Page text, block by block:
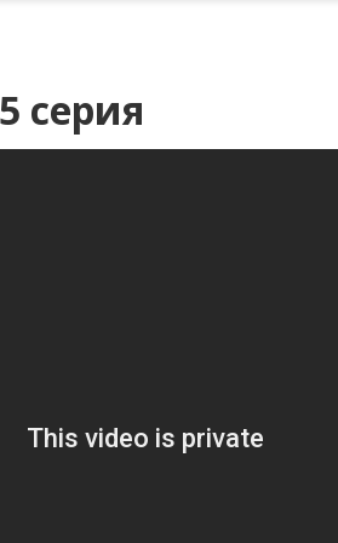
серия